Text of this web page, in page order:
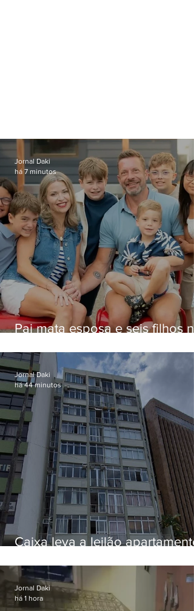
Pai mata esposa e seis filhos
Jornal Daki
há 7 minutos
Caixa leva a leilão apartamento
Botafogo
Jornal Daki
há 44 minutos
Jornal Daki
há 1 hora